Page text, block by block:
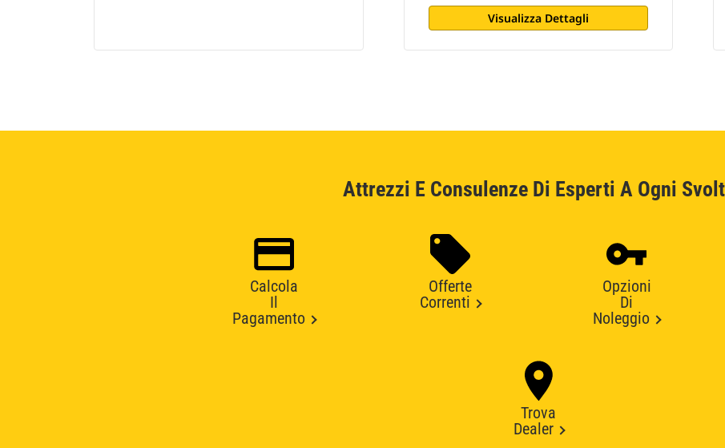
Visualizza Dettagli
Attrezzi E Consulenze Di Esperti A Ogni
Calcola
Il
Pagamento
Offerte
Correnti
Opzioni
Di
Noleggio
Trova
Dealer